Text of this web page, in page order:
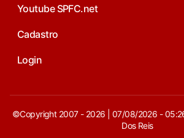
Youtube SPFC.net
Cadastro
Login
©Copyright 2007 - 2026 | 07/08/2026 -
Dos Reis